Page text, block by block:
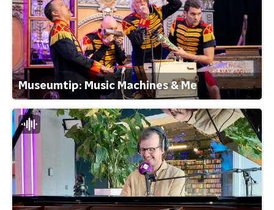
Museumtip: Music Machines & Me